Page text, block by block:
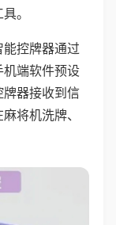
。
控牌器通过
端软件预设
器接收到信
将机洗牌、